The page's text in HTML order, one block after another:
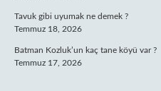
Tavuk gibi uyumak ne demek ?
Temmuz 18, 2026
Batman Kozluk’un kaç tane köyü var ?
Temmuz 17, 2026